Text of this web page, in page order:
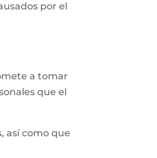
por el
a tomar
que el
así como que